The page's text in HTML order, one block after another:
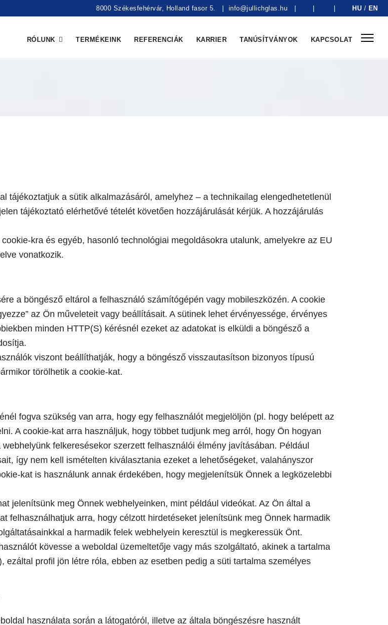
8000 Székesfehérvár, Holland fasor 5. info@jullichglas.hu HU / EN
RÓLUNK TERMÉKEINK REFERENCIÁK KARRIER TANÚSÍTVÁNYOK KAPCSOLAT
tájékoztatjuk a sütik alkalmazásáról, amelyhez – a technikailag elengedhetetlenül
tájékoztató elérhetővé tételét követően hozzájárulását kérjük. A hozzájárulás
kra és egyéb, hasonló technológiai megoldásokra utalunk, amelyekre az EU
vonatkozik.
a böngésző eltárol a felhasználó számítógépén vagy mobileszközén. A cookie
az Ön műveleteit vagy beállításait. A sütinek lehet érvényessége, érvényes
minden HTTP(S) kérésnél ezeket az adatokat is elküldi a böngésző a
viszont beállíthatják, hogy a böngésző visszautasítson bizonyos típusú
törölhetik a cookie-kat.
fogva szükség van arra, hogy egy felhasználót megjelöljön (pl. hogy belépett az
A cookie-kat arra használjuk, hogy többet tudjunk meg arról, hogy Ön hogyan
felkeresésekor szerzett felhasználói élmény javításában. Például
így nem kell ismételten kiválasztania ezeket a lehetőségeket, valahányszor
kat is használunk annak érdekében, hogy megjelenítsük Önnek a legközelebbi
jelenítsünk meg Önnek webhelyeinken, mint például videókat. Az Ön által a
felhasználhatjuk arra, hogy célzott hirdetéseket jelenítsünk meg Önnek harmadik
a harmadik felek webhelyein keresztül is megkeressük Önt.
kövesse a weboldal üzemeltetője vagy más szolgáltató, akinek a tartalma
ezáltal profil jön létre róla, ebben az esetben pedig a süti tartalma személyes
használata során a látogatóról, illetve az általa böngészésre használt